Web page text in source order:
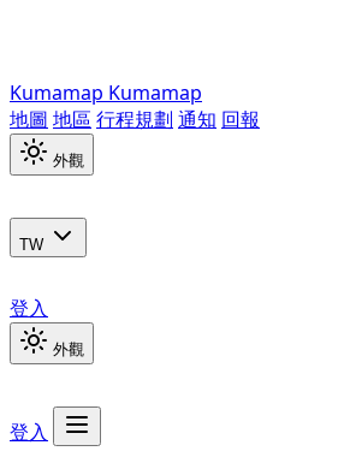
Kumamap Kumamap
地圖 地區 行程規劃 通知 回報
外觀
TW
登入
外觀
登入